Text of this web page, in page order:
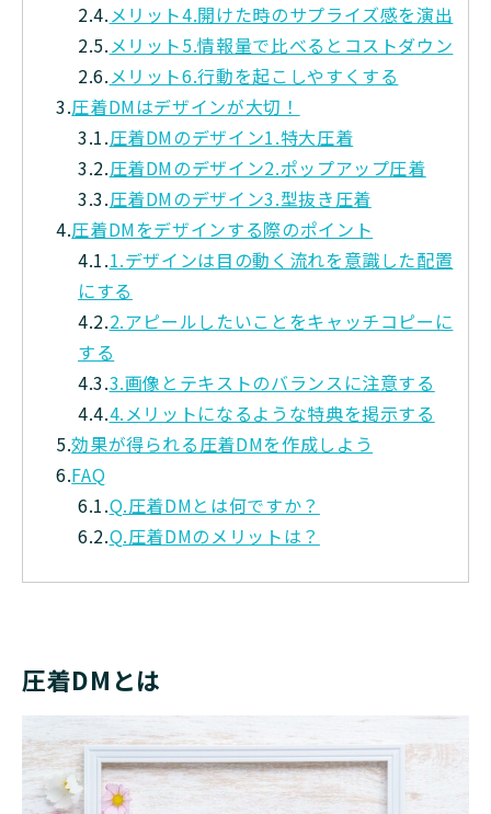
2.4.メリット4.開けた時のサプライズ感を演出
2.5.メリット5.情報量で比べるとコストダウン
2.6.メリット6.行動を起こしやすくする
3.圧着DMはデザインが大切！
3.1.圧着DMのデザイン1.特大圧着
3.2.圧着DMのデザイン2.ポップアップ圧着
3.3.圧着DMのデザイン3.型抜き圧着
4.圧着DMをデザインする際のポイント
4.1.1.デザインは目の動く流れを意識した配置
にする
4.2.2.アピールしたいことをキャッチコピーに
する
4.3.3.画像とテキストのバランスに注意する
4.4.4.メリットになるような特典を掲示する
5.効果が得られる圧着DMを作成しよう
6.FAQ
6.1.Q.圧着DMとは何ですか？
6.2.Q.圧着DMのメリットは？
圧着DMとは